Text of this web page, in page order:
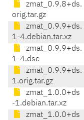
zmat_0.9.8+ds.
orig.tar.gz
zmat_0.9.9+ds.
1-4.debian.tar.xz
zmat_0.9.9+ds.
1-4.dsc
zmat_0.9.9+ds.
1.orig.tar.gz
zmat_1.0.0+ds
-1.debian.tar.xz
zmat_1.0.0+ds